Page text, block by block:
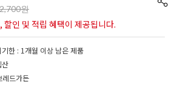
2,700원
인 및 적립 혜택이 제공됩니다.
기한 : 1개월 이상 남은 제품
산
레드가든